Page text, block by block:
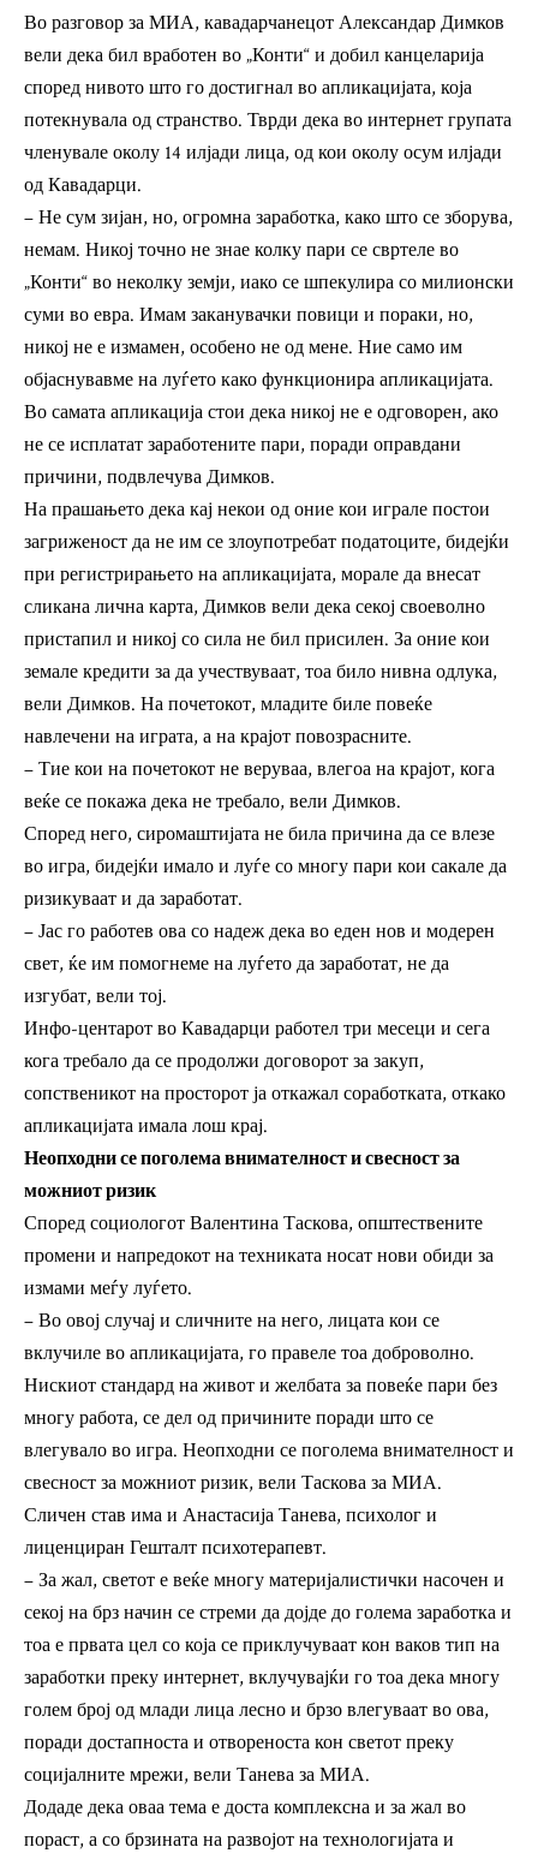
Во разговор за МИА, кавадарчанецот Александар Димков
вели дека бил вработен во „Конти“ и добил канцеларија
според нивото што го достигнал во апликацијата, која
потекнувала од странство. Тврди дека во интернет групата
членувале околу 14 илјади лица, од кои околу осум илјади
од Кавадарци.
– Не сум зијан, но, огромна заработка, како што се зборува,
немам. Никој точно не знае колку пари се свртеле во
„Конти“ во неколку земји, иако се шпекулира со милионски
суми во евра. Имам заканувачки повици и пораки, но,
никој не е измамен, особено не од мене. Ние само им
објаснувавме на луѓето како функционира апликацијата.
Во самата апликација стои дека никој не е одговорен, ако
не се исплатат заработените пари, поради оправдани
причини, подвлечува Димков.
На прашањето дека кај некои од оние кои играле постои
загриженост да не им се злоупотребат податоците, бидејќи
при регистрирањето на апликацијата, морале да внесат
сликана лична карта, Димков вели дека секој своеволно
пристапил и никој со сила не бил присилен. За оние кои
земале кредити за да учествуваат, тоа било нивна одлука,
вели Димков. На почетокот, младите биле повеќе
навлечени на играта, а на крајот повозрасните.
– Тие кои на почетокот не веруваа, влегоа на крајот, кога
веќе се покажа дека не требало, вели Димков.
Според него, сиромаштијата не била причина да се влезе
во игра, бидејќи имало и луѓе со многу пари кои сакале да
ризикуваат и да заработат.
– Јас го работев ова со надеж дека во еден нов и модерен
свет, ќе им помогнеме на луѓето да заработат, не да
изгубат, вели тој.
Инфо-центарот во Кавадарци работел три месеци и сега
кога требало да се продолжи договорот за закуп,
сопственикот на просторот ја откажал соработката, откако
апликацијата имала лош крај.
Неопходни се поголема внимателност и свесност за
можниот ризик
Според социологот Валентина Таскова, општествените
промени и напредокот на техниката носат нови обиди за
измами меѓу луѓето.
– Во овој случај и сличните на него, лицата кои се
вклучиле во апликацијата, го правеле тоа доброволно.
Нискиот стандард на живот и желбата за повеќе пари без
многу работа, се дел од причините поради што се
влегувало во игра. Неопходни се поголема внимателност и
свесност за можниот ризик, вели Таскова за МИА.
Сличен став има и Анастасија Танева, психолог и
лиценциран Гешталт психотерапевт.
– За жал, светот е веќе многу материјалистички насочен и
секој на брз начин се стреми да дојде до голема заработка и
тоа е првата цел со која се приклучуваат кон ваков тип на
заработки преку интернет, вклучувајќи го тоа дека многу
голем број од млади лица лесно и брзо влегуваат во ова,
поради достапноста и отвореноста кон светот преку
социјалните мрежи, вели Танева за МИА.
Додаде дека оваа тема е доста комплексна и за жал во
пораст, а со брзината на развојот на технологијата и